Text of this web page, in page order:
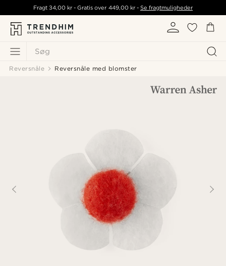
Søg
Fragt34,00 kr - Gratis over 449,00 kr- Se fragtmuligheder
Reversnåle Reversnåle med blomster